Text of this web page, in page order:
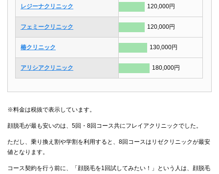
レジーナクリニック 120,000円
フェミークリニック 120,000円
椿クリニック 130,000円
アリシアクリニック 180,000円
※料金は税抜で表示しています。
顔脱毛が最も安いのは、5回・8回コース共にフレイアクリニックでした。
ただし、乗り換え割や学割を利用すると、8回コースはリゼクリニックが最安
値となります。
コース契約を行う前に、「顔脱毛を1回試してみたい！」という人は、顔脱毛